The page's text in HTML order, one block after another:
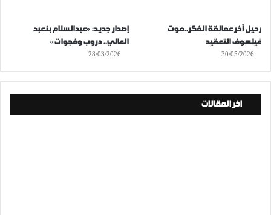
رحيل آخر عمالقة الفكر..موت
فيلسوف التعقيد
30/05/2026
إصدار جديد: «عبدالسلام بنعبد
العالي.. دروب وفجوات»
28/03/2026
اخر المقالات